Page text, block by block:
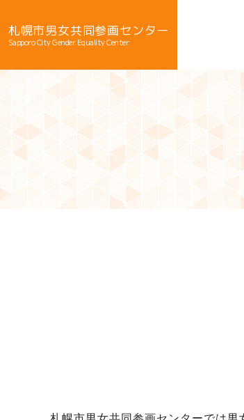
札幌市男女共同参画センター
Sapporo City Gender Equality Center